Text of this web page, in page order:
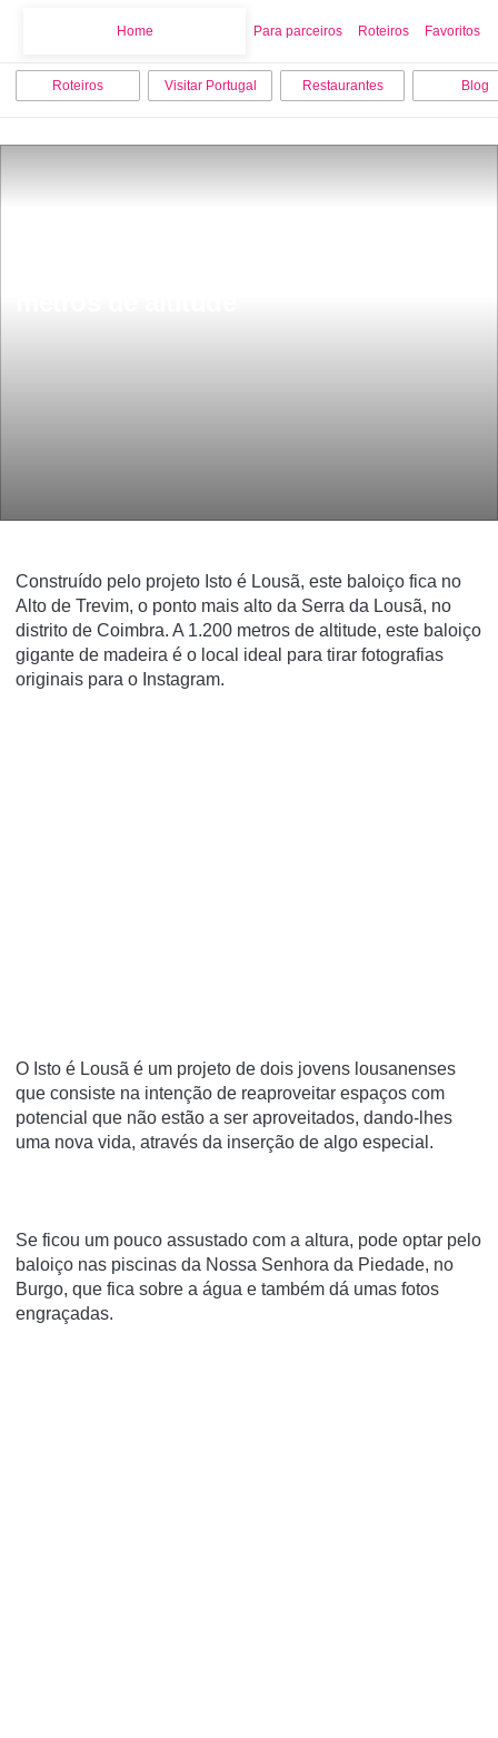
Home Para parceiros Roteiros Favoritos
Roteiros Visitar Portugal Restaurantes Blog
Construído pelo projeto Isto é Lousã, este baloiço fica no
Alto de Trevim, o ponto mais alto da Serra da Lousã, no
distrito de Coimbra. A 1.200 metros de altitude, este baloiço
gigante de madeira é o local ideal para tirar fotografias
originais para o Instagram.
O Isto é Lousã é um projeto de dois jovens lousanenses
que consiste na intenção de reaproveitar espaços com
potencial que não estão a ser aproveitados, dando-lhes
uma nova vida, através da inserção de algo especial.
Se ficou um pouco assustado com a altura, pode optar pelo
baloiço nas piscinas da Nossa Senhora da Piedade, no
Burgo, que fica sobre a água e também dá umas fotos
engraçadas.